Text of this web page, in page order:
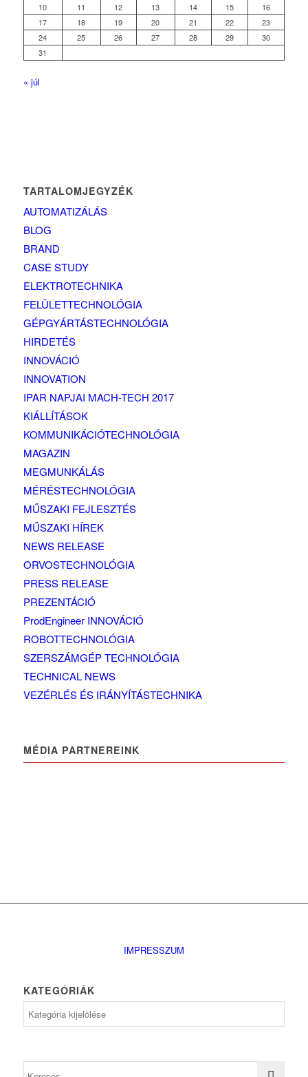
10
11 12 13 14 15
16
17
18 19 20 21 22
23
24
25 26 27 28 29
30
31
« júl
TARTALOMJEGYZÉK
AUTOMATIZÁLÁS
BLOG
BRAND
CASE STUDY
ELEKTROTECHNIKA
FELÜLETTECHNOLÓGIA
GÉPGYÁRTÁSTECHNOLÓGIA
HIRDETÉS
INNOVÁCIÓ
INNOVATION
IPAR NAPJAI MACH-TECH 2017
KIÁLLÍTÁSOK
KOMMUNIKÁCIÓTECHNOLÓGIA
MAGAZIN
MEGMUNKÁLÁS
MÉRÉSTECHNOLÓGIA
MŰSZAKI FEJLESZTÉS
MŰSZAKI HÍREK
NEWS RELEASE
ORVOSTECHNOLÓGIA
PRESS RELEASE
PREZENTÁCIÓ
ProdEngineer INNOVÁCIÓ
ROBOTTECHNOLÓGIA
SZERSZÁMGÉP TECHNOLÓGIA
TECHNICAL NEWS
VEZÉRLÉS ÉS IRÁNYÍTÁSTECHNIKA
MÉDIA PARTNEREINK
IMPRESSZUM
KATEGÓRIÁK